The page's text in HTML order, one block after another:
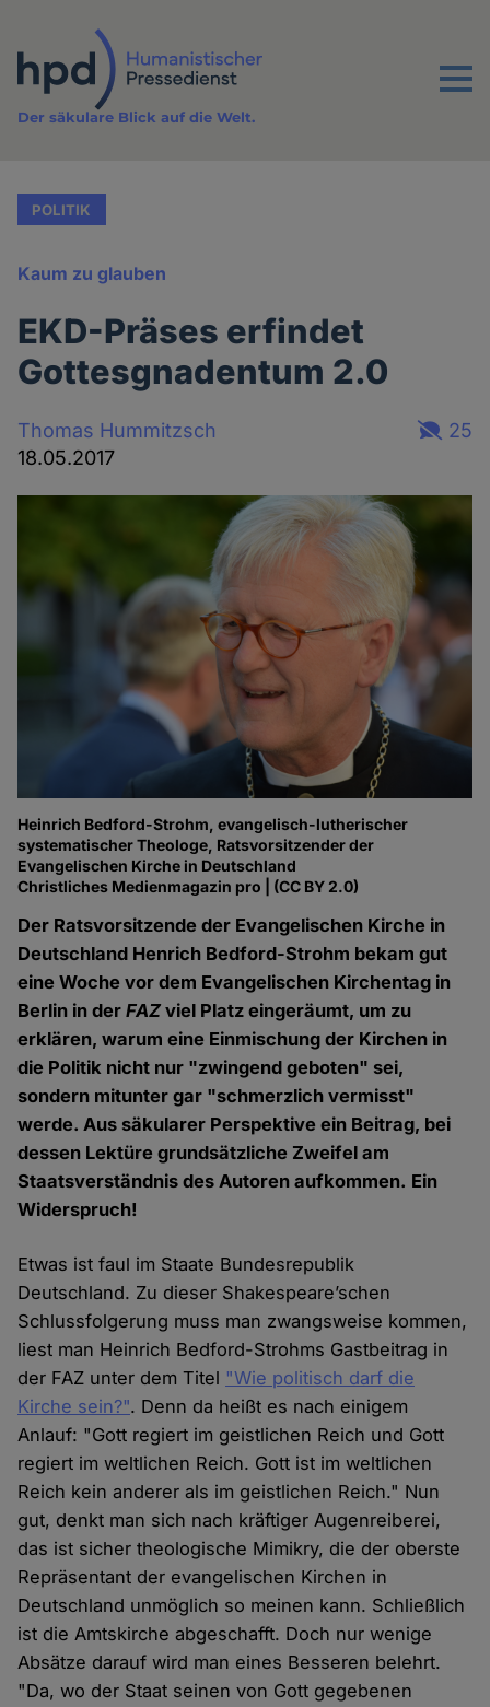
Inhalt
Menu
Der säkulare Blick auf die Welt.
POLITIK
Kaum zu glauben
EKD-Präses erfindet
Gottesgnadentum 2.0
Thomas Hummitzsch
18.05.2017
25
Heinrich Bedford-Strohm, evangelisch-lutherischer
systematischer Theologe, Ratsvorsitzender der
Evangelischen Kirche in Deutschland
Christliches Medienmagazin pro | (CC BY 2.0)
Der Ratsvorsitzende der Evangelischen Kirche in
Deutschland Henrich Bedford-Strohm bekam gut
eine Woche vor dem Evangelischen Kirchentag in
Berlin in derFAZ viel Platz eingeräumt, um zu
erklären, warum eine Einmischung der Kirchen in
die Politik nicht nur "zwingend geboten" sei,
sondern mitunter gar "schmerzlich vermisst"
werde. Aus säkularer Perspektive ein Beitrag, bei
dessen Lektüre grundsätzliche Zweifel am
Staatsverständnis des Autoren aufkommen. Ein
Widerspruch!
Etwas ist faul im Staate Bundesrepublik
Deutschland. Zu dieser Shakespeare’schen
Schlussfolgerung muss man zwangsweise kommen,
liest man Heinrich Bedford-Strohms Gastbeitrag in
der FAZ unter dem Titel "Wie politisch darf die
Kirche sein?". Denn da heißt es nach einigem
Anlauf: "Gott regiert im geistlichen Reich und Gott
regiert im weltlichen Reich. Gott ist im weltlichen
Reich kein anderer als im geistlichen Reich." Nun
gut, denkt man sich nach kräftiger Augenreiberei,
das ist sicher theologische Mimikry, die der oberste
Repräsentant der evangelischen Kirchen in
Deutschland unmöglich so meinen kann. Schließlich
ist die Amtskirche abgeschafft. Doch nur wenige
Absätze darauf wird man eines Besseren belehrt.
"Da, wo der Staat seinen von Gott gegebenen